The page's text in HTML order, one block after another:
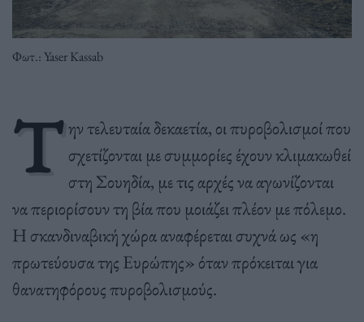
Φωτ.: Yaser Kassab
Τ ην τελευταία δεκαετία, οι πυροβολισμοί που
σχετίζονται με συμμορίες έχουν κλιμακωθεί
στη Σουηδία, με τις αρχές να αγωνίζονται
να περιορίσουν τη βία που μοιάζει πλέον με πόλεμο.
Η σκανδιναβική χώρα αναφέρεται συχνά ως «η
πρωτεύουσα της Ευρώπης» όταν πρόκειται για
θανατηφόρους πυροβολισμούς.